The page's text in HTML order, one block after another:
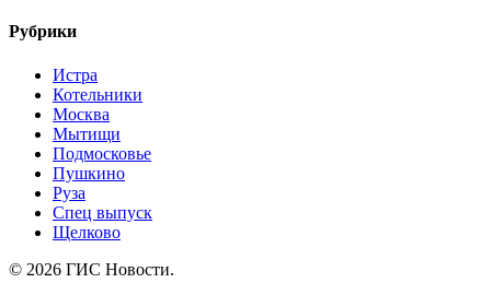
Рубрики
Истра
Котельники
Москва
Мытищи
Подмосковье
Пушкино
Руза
Спец выпуск
Щелково
© 2026 ГИС Новости.